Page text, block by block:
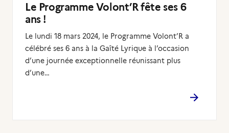
Le Programme Volont’R fête ses 6
ans !
Le lundi 18 mars 2024, le Programme Volont’R a
célébré ses 6 ans à la Gaîté Lyrique à l’occasion
d’une journée exceptionnelle réunissant plus
d’une…